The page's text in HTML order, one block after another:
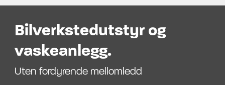
Bilverkstedutstyr og
vaskeanlegg.
Uten fordyrende mellomledd